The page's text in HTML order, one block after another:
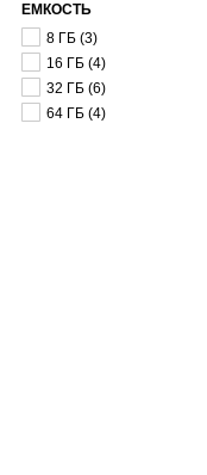
ЕМКОСТЬ
8 ГБ (3)
16 ГБ (4)
32 ГБ (6)
64 ГБ (4)